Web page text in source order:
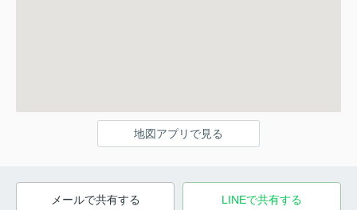
地図アプリで見る
メールで共有する LINEで共有する